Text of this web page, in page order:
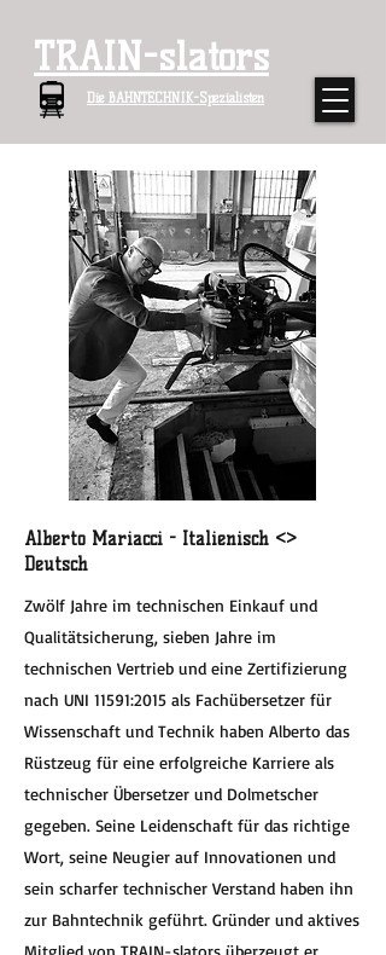
TRAIN-slators
Die BAHNTECHNIK-Spezialisten
Alberto Mariacci - Italienisch <>
Deutsch
Zwölf Jahre im technischen Einkauf und
Qualitätsicherung, sieben Jahre im
technischen Vertrieb und eine Zertifizierung
nach UNI 11591:2015 als Fachübersetzer für
Wissenschaft und Technik haben Alberto das
Rüstzeug für eine erfolgreiche Karriere als
technischer Übersetzer und Dolmetscher
gegeben. Seine Leidenschaft für das richtige
Wort, seine Neugier auf Innovationen und
sein scharfer technischer Verstand haben ihn
zur Bahntechnik geführt. Gründer und aktives
Mitglied von TRAIN-slators überzeugt er